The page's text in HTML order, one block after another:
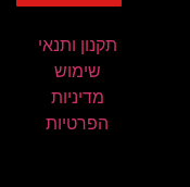
תקנון ותנאי
שימוש
מדיניות
הפרטיות